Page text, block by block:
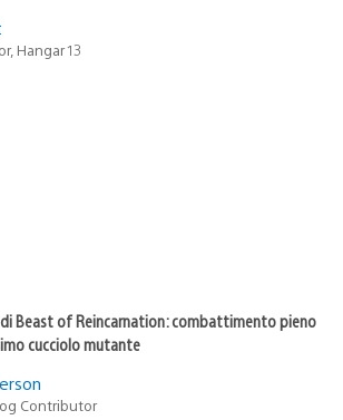
Hangar 13
Beast of Reincarnation: combattimento pieno
cucciolo mutante
Contributor